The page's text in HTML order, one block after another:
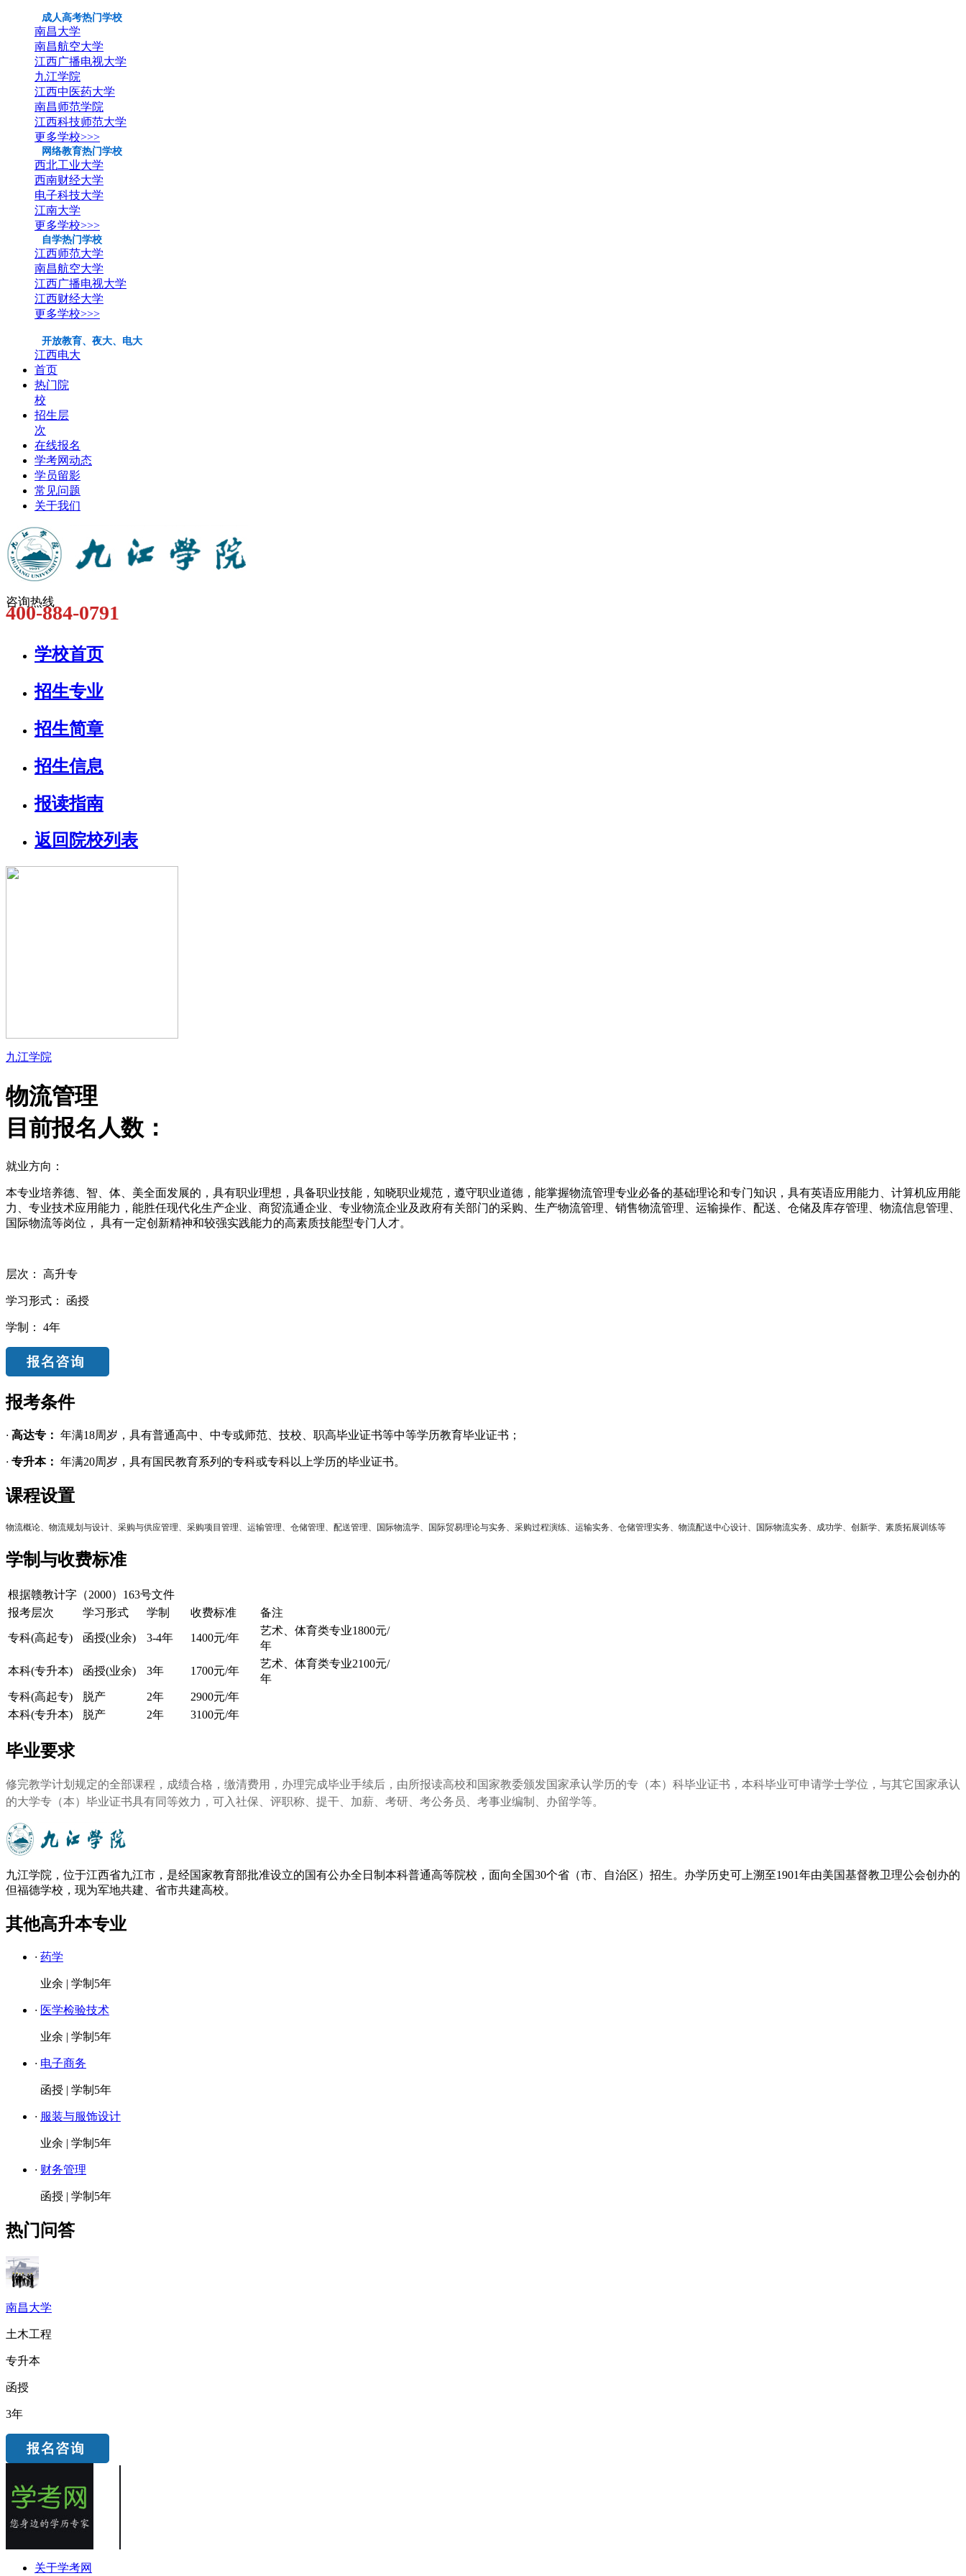
成人高考热门学校
南昌大学
南昌航空大学
江西广播电视大学
九江学院
江西中医药大学
南昌师范学院
江西科技师范大学
更多学校>>>
网络教育热门学校
西北工业大学
西南财经大学
电子科技大学
江南大学
更多学校>>>
自学热门学校
江西师范大学
南昌航空大学
江西广播电视大学
江西财经大学
更多学校>>>
开放教育、夜大、电大
江西电大
首页
热门院
校
招生层
次
在线报名
学考网动态
学员留影
常见问题
关于我们
咨询热线
400-884-0791
学校首页
招生专业
招生简章
招生信息
报读指南
返回院校列表
九江学院
物流管理
目前报名人数：
就业方向：
本专业培养德、智、体、美全面发展的，具有职业理想，具备职业技能，知晓职业规范，遵守职业道德，能掌握物流管理专业必备的基础理论和专门知识，具有英语应用能力、计算机应用能
力、专业技术应用能力，能胜任现代化生产企业、商贸流通企业、专业物流企业及政府有关部门的采购、生产物流管理、销售物流管理、运输操作、配送、仓储及库存管理、物流信息管理、
国际物流等岗位， 具有一定创新精神和较强实践能力的高素质技能型专门人才。
层次： 高升专
学习形式： 函授
学制： 4年
报考条件
· 高达专： 年满18周岁，具有普通高中、中专或师范、技校、职高毕业证书等中等学历教育毕业证书；
· 专升本： 年满20周岁，具有国民教育系列的专科或专科以上学历的毕业证书。
课程设置
物流概论、物流规划与设计、采购与供应管理、采购项目管理、运输管理、仓储管理、配送管理、国际物流学、国际贸易理论与实务、采购过程演练、运输实务、仓储管理实务、物流配送中心设计、国际物流实务、成功学、创新学、素质拓展训练等
学制与收费标准
根据赣教计字（2000）163号文件
报考层次
学习形式 学制 收费标准 备注
专科(高起专) 函授(业余) 3-4年 1400元/年
艺术、体育类专业1800元/
年
本科(专升本) 函授(业余) 3年 1700元/年
艺术、体育类专业2100元/
年
专科(高起专)
脱产 2年
2900元/年
本科(专升本)
脱产 2年 3100元/年
毕业要求
修完教学计划规定的全部课程，成绩合格，缴清费用，办理完成毕业手续后，由所报读高校和国家教委颁发国家承认学历的专（本）科毕业证书，本科毕业可申请学士学位，与其它国家承认
的大学专（本）毕业证书具有同等效力，可入社保、评职称、提干、加薪、考研、考公务员、考事业编制、办留学等。
九江学院，位于江西省九江市，是经国家教育部批准设立的国有公办全日制本科普通高等院校，面向全国30个省（市、自治区）招生。办学历史可上溯至1901年由美国基督教卫理公会创办的
但福德学校，现为军地共建、省市共建高校。
其他高升本专业
· 药学
业余 | 学制5年
· 医学检验技术
业余 | 学制5年
· 电子商务
函授 | 学制5年
· 服装与服饰设计
业余 | 学制5年
· 财务管理
函授 | 学制5年
热门问答
南昌大学
土木工程
专升本
函授
3年
关于学考网